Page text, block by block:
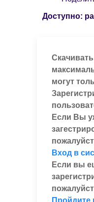
Доступно:
могут
Если Вы
Вход в
Если вы
Пройдите